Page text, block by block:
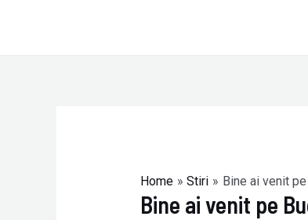
Home Stiri Bine ai venit
Bine ai venit pe